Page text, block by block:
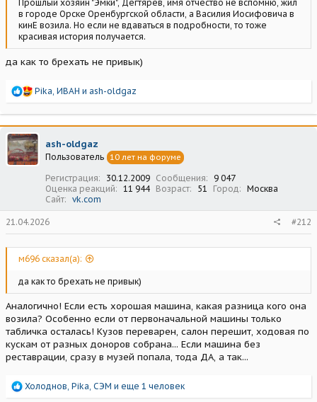
Прошлый хозяин "Эмки", Дегтярев, имя отчество не вспомню, жил
в городе Орске Оренбургской области, а Василия Иосифовича в
кинЕ возила. Но если не вдаваться в подробности, то тоже
красивая история получается.
да как то брехать не привык)
Р
а
к
ц
и
и
Pika ИВАН и ash-oldgaz
ash-oldgaz
Пользователь 10 лет на форуме
Регистрация 30.12.2009 Сообщения
9 047
Оценка реакций
11 944 Возраст 51 Город
Москва
Сайт
vk.com
21.04.2026 #212
м696 сказал(а):
да как то брехать не привык)
Аналогично! Если есть хорошая машина, какая разница кого она
возила? Особенно если от первоначальной машины только
табличка осталась! Кузов переварен, салон перешит, ходовая по
кускам от разных доноров собрана... Если машина без
реставрации, сразу в музей попала, тода ДА, а так...
Р
Холоднов, Pika, СЭМ и еще 1 человек